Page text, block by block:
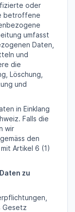
oder
betroffene
umfasst
Daten,
und
die
Löschung,
und
in Einklang
Falls die
wir
den
Artikel 6 (1)
zu
Gesetz